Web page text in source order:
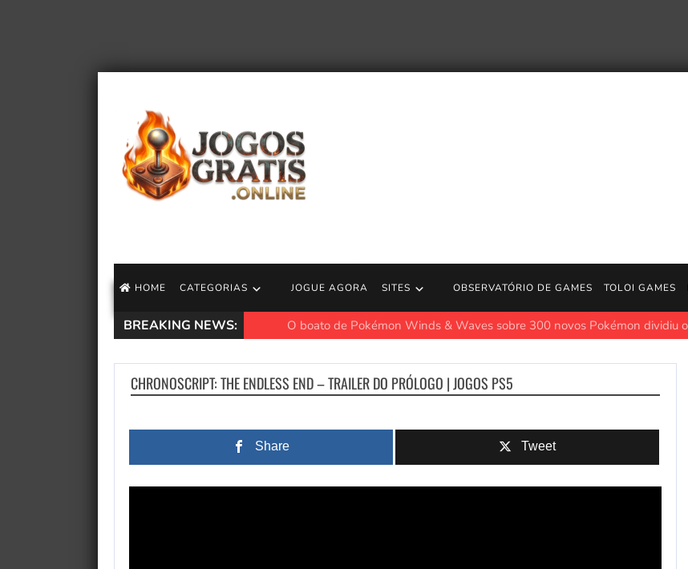
HOME CATEGORIAS JOGUE AGORA SITES OBSERVATÓRIO DE GAMES TOLOI GAMES
BREAKING NEWS: O boato de Pokémon Winds & Waves sobre 300 novos Pokémon dividiu os fãs
CHRONOSCRIPT: THE ENDLESS END – TRAILER DO PRÓLOGO | JOGOS PS5
Share Tweet